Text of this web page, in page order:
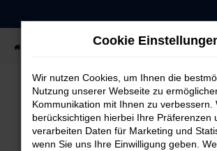
Zum
springen
Fahrzeugangebote Fahrzeug-Showroom
FEHLER: NETWORK
Beim Laden ist ein Fehler aufgetreten.
Cookie
Wir nutzen Cookies, um Ihnen die
Nutzung unserer Webseite zu
Kommunikation mit Ihnen zu verbessern.
berücksichtigen hierbei Ihre Präferenzen
verarbeiten Daten für Marketing und
wenn Sie uns Ihre Einwilligung geben.